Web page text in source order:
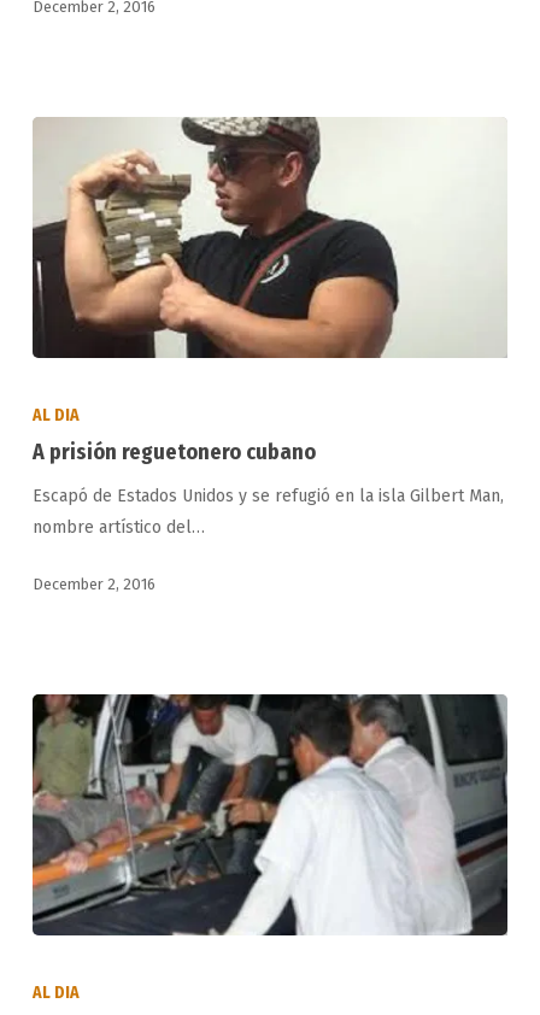
December 2, 2016
prisión
cubano
AL DIA
A prisión reguetonero cubano
Escapó de Estados Unidos y se refugió en la isla Gilbert Man,
nombre artístico del…
December 2, 2016
AL DIA